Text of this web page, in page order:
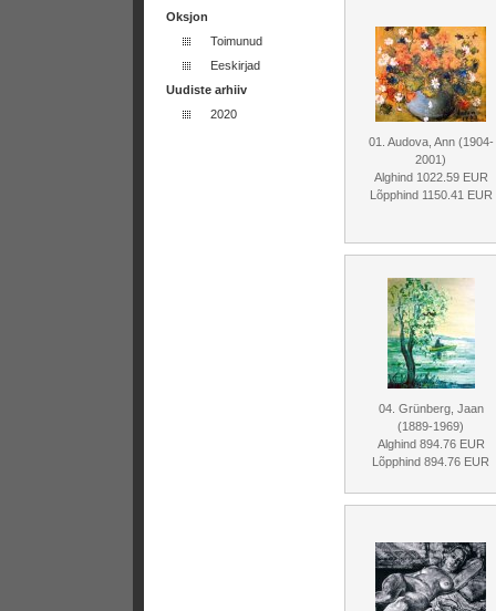
Oksjon
Toimunud
Eeskirjad
Uudiste arhiiv
2020
01. Audova, Ann (1904-
2001)
Alghind 1022.59 EUR
Lõpphind 1150.41 EUR
04. Grünberg, Jaan
(1889-1969)
Alghind 894.76 EUR
Lõpphind 894.76 EUR